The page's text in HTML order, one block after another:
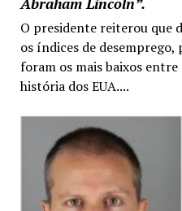
O presidente reiterou que
os índices de
foram os mais baixos
história dos EUA....